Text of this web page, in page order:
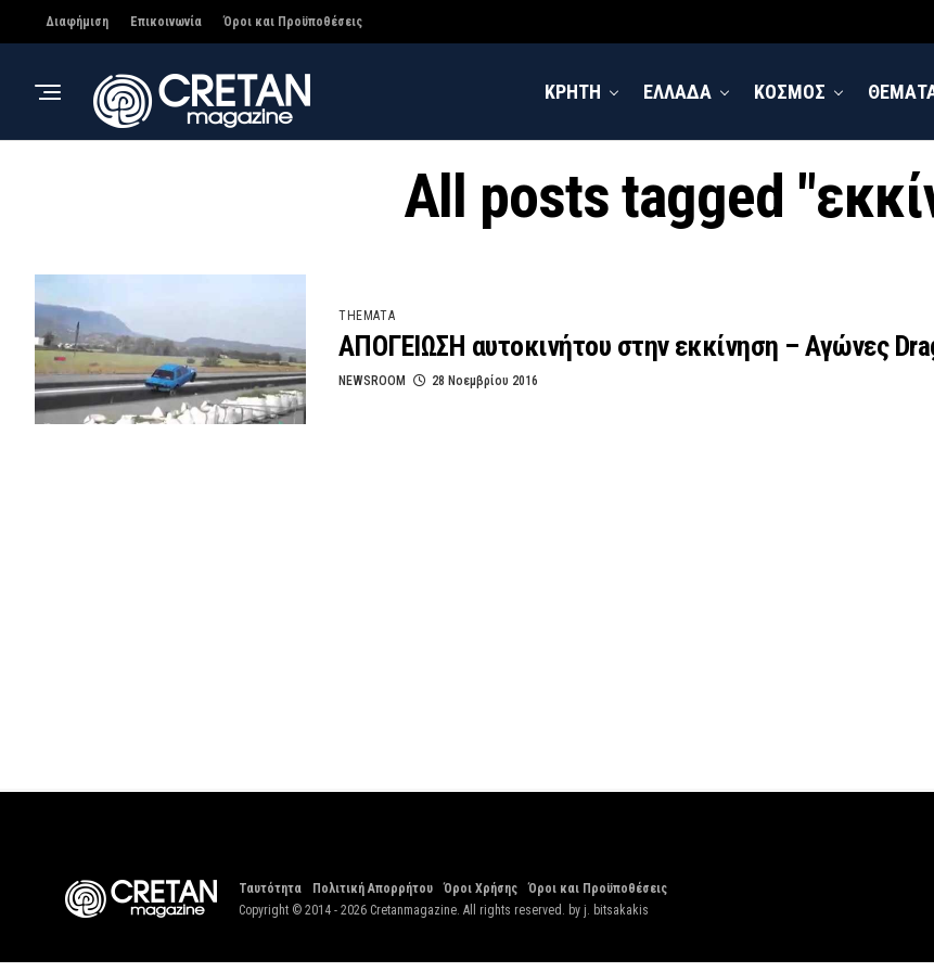
Διαφήμιση Επικοινωνία Όροι και Προϋποθέσεις
ΚΡΗΤΗ ΕΛΛΑΔΑ ΚΟΣΜΟΣ
All posts tagged
THEMATA
ΑΠΟΓΕΙΩΣΗ αυτοκινήτου στην εκκίνηση – Αγώνες
NEWSROOM 28 Νοεμβρίου 2016
Ταυτότητα Πολιτική Απορρήτου Όροι Χρήσης
Όροι και Προϋποθέσεις
Copyright © 2014 - 2026 Cretanmagazine. All rights reserved. by j. bitsakakis